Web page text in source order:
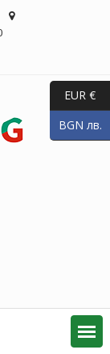
EUR €
BGN лв.